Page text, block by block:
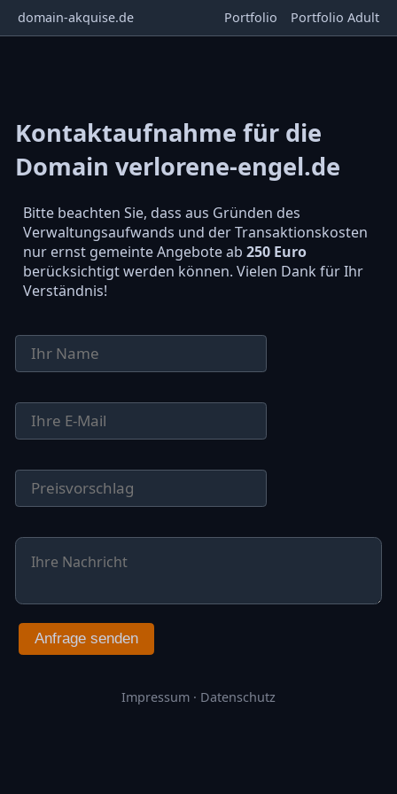
domain-akquise.de Portfolio Portfolio Adult
Kontaktaufnahme für die
Domain verlorene-engel.de
Bitte beachten Sie, dass aus Gründen des
Verwaltungsaufwands und der Transaktionskosten
nur ernst gemeinte Angebote ab 250 Euro
berücksichtigt werden können. Vielen Dank für Ihr
Verständnis!
Anfrage senden
Impressum · Datenschutz